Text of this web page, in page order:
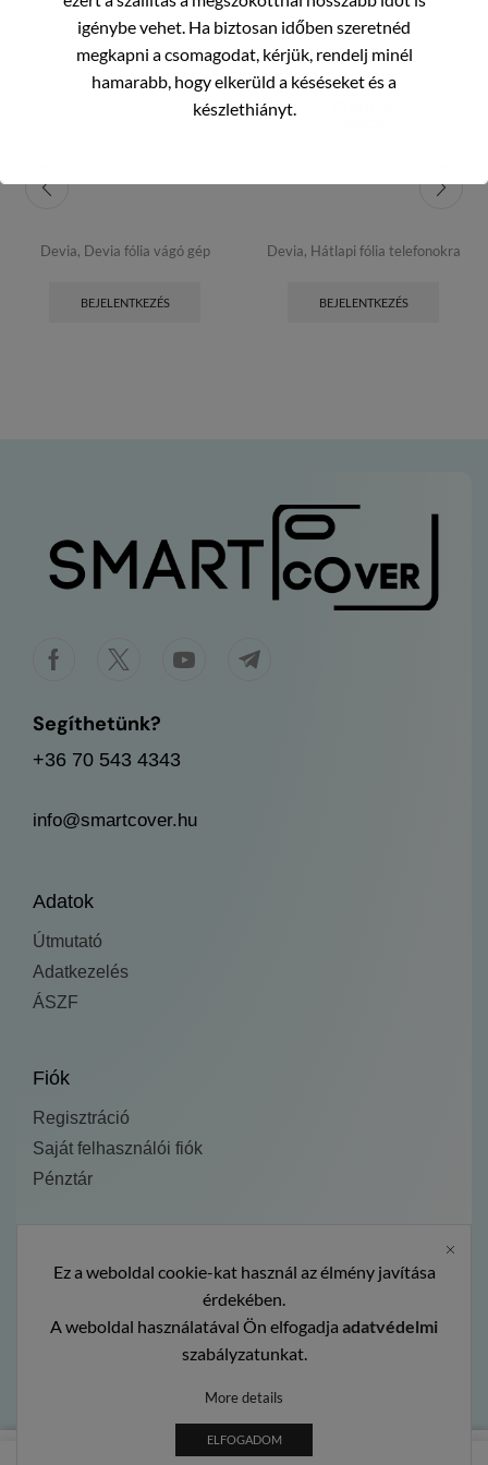
Devia, Devia fólia vágó gép
BEJELENTKEZÉS
Devia, Hátlapi fólia telefonokra
BEJELENTKEZÉS
Ez a weboldal cookie-kat használ az élmény javítása
érdekében.
A weboldal használatával Ön elfogadja adatvédelmi
szabályzatunkat.
More details
ELFOGADOM
Segíthetünk?
+36 70 543 4343
info@smartcover.hu
Adatok
Útmutató
Adatkezelés
ÁSZF
Fiók
Regisztráció
Saját felhasználói fiók
Pénztár
Termékek
Copyright © 2026 – Smartcover
igénybe vehet. Ha biztosan időben szeretnéd
megkapni a csomagodat, kérjük, rendelj minél
hamarabb, hogy elkerüld a késéseket és a
készlethiányt.